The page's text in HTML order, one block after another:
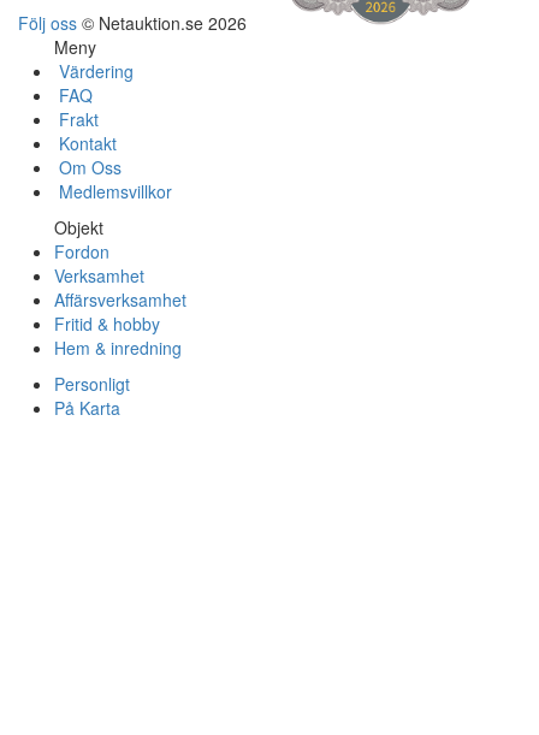
Följ oss © Netauktion.se 2026
Meny
Värdering
FAQ
Frakt
Kontakt
Om Oss
Medlemsvillkor
Objekt
Fordon
Verksamhet
Affärsverksamhet
Fritid & hobby
Hem & inredning
Personligt
På Karta